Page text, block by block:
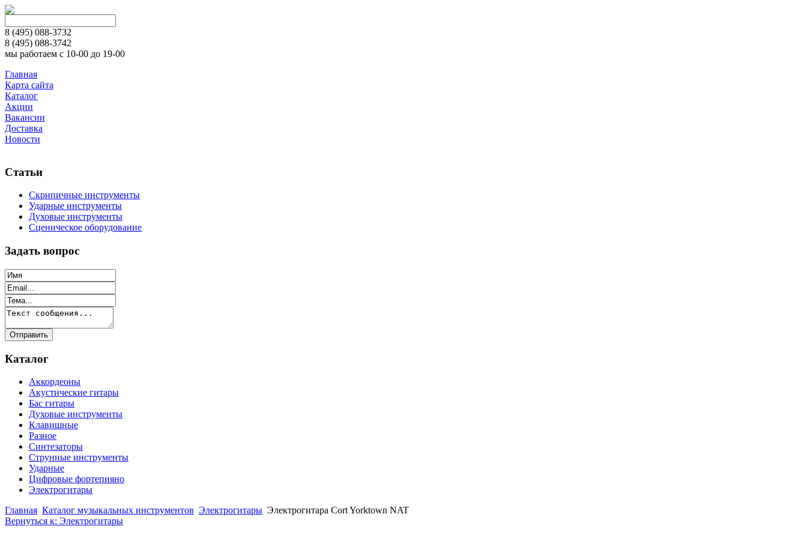
8 (495) 088-3732
8 (495) 088-3742
мы работаем с 10-00 до 19-00
Главная
Карта сайта
Каталог
Акции
Вакансии
Доставка
Новости
Статьи
Скрипичные инструменты
Ударные инструменты
Духовые инструменты
Сценическое оборудование
Задать вопрос
Каталог
Аккордеоны
Акустические гитары
Бас гитары
Духовые инструменты
Клавишные
Разное
Синтезаторы
Струнные инструменты
Ударные
Цифровые фортепияно
Электрогитары
Главная Каталог музыкальных инструментов Электрогитары Электрогитара Cort Yorktown NAT
Вернуться к: Электрогитары